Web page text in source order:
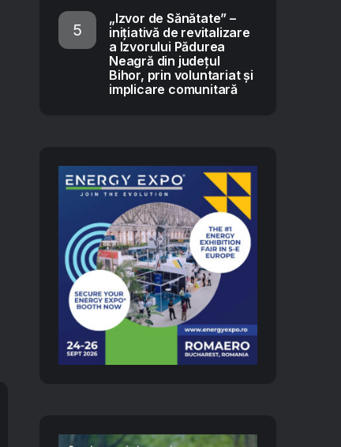
„Izvor de Sănătate” –
inițiativă de revitalizare
a Izvorului Pădurea
Neagră din județul
Bihor, prin voluntariat și
implicare comunitară